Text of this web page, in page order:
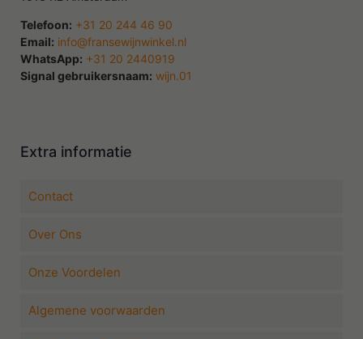
Telefoon: +31 20 244 46 90
Email: info@fransewijnwinkel.nl
WhatsApp: +31 20 2440919
Signal gebruikersnaam: wijn.01
Extra informatie
Contact
Over Ons
Onze Voordelen
Algemene voorwaarden